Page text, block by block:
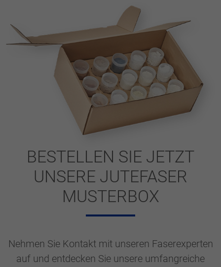
BESTELLEN SIE JETZT
UNSERE JUTEFASER
MUSTERBOX
Nehmen Sie Kontakt mit unseren Faserexperten
auf und entdecken Sie unsere umfangreiche